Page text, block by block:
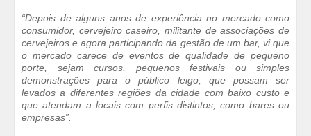
“Depois de alguns anos de experiência no mercado como
consumidor, cervejeiro caseiro, militante de associações de
cervejeiros e agora participando da gestão de um bar, vi que
o mercado carece de eventos de qualidade de pequeno
porte, sejam cursos, pequenos festivais ou simples
demonstrações para o público leigo, que possam ser
levados a diferentes regiões da cidade com baixo custo e
que atendam a locais com perfis distintos, como bares ou
empresas”.